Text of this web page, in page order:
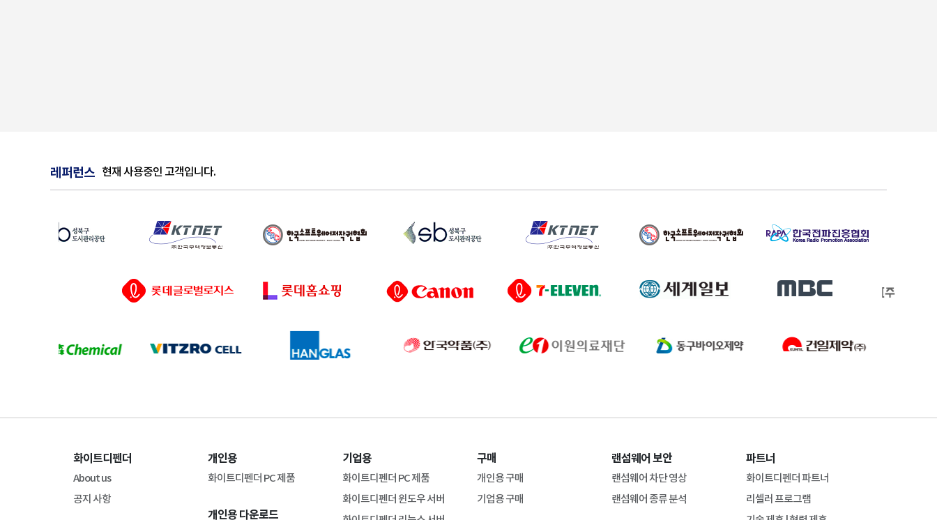
레퍼런스 현재 사용중인 고객입니다.
화이트디펜더
About us
공지 사항
개인용
화이트디펜더 PC 제품
개인용 다운로드
기업용
화이트디펜더 PC 제품
화이트디펜더 윈도우 서버
구매
개인용 구매
기업용 구매
랜섬웨어 보안
랜섬웨어 차단 영상
랜섬웨어 종류 분석
파트너
화이트디펜더 파트너
리셀러 프로그램